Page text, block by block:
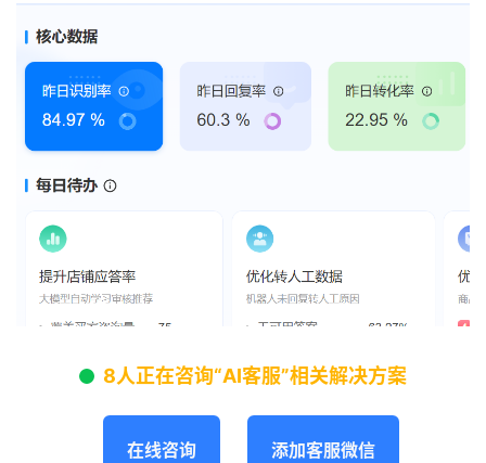
8人正在咨询“AI客服”相关解决方案
在线咨询 添加客服微信